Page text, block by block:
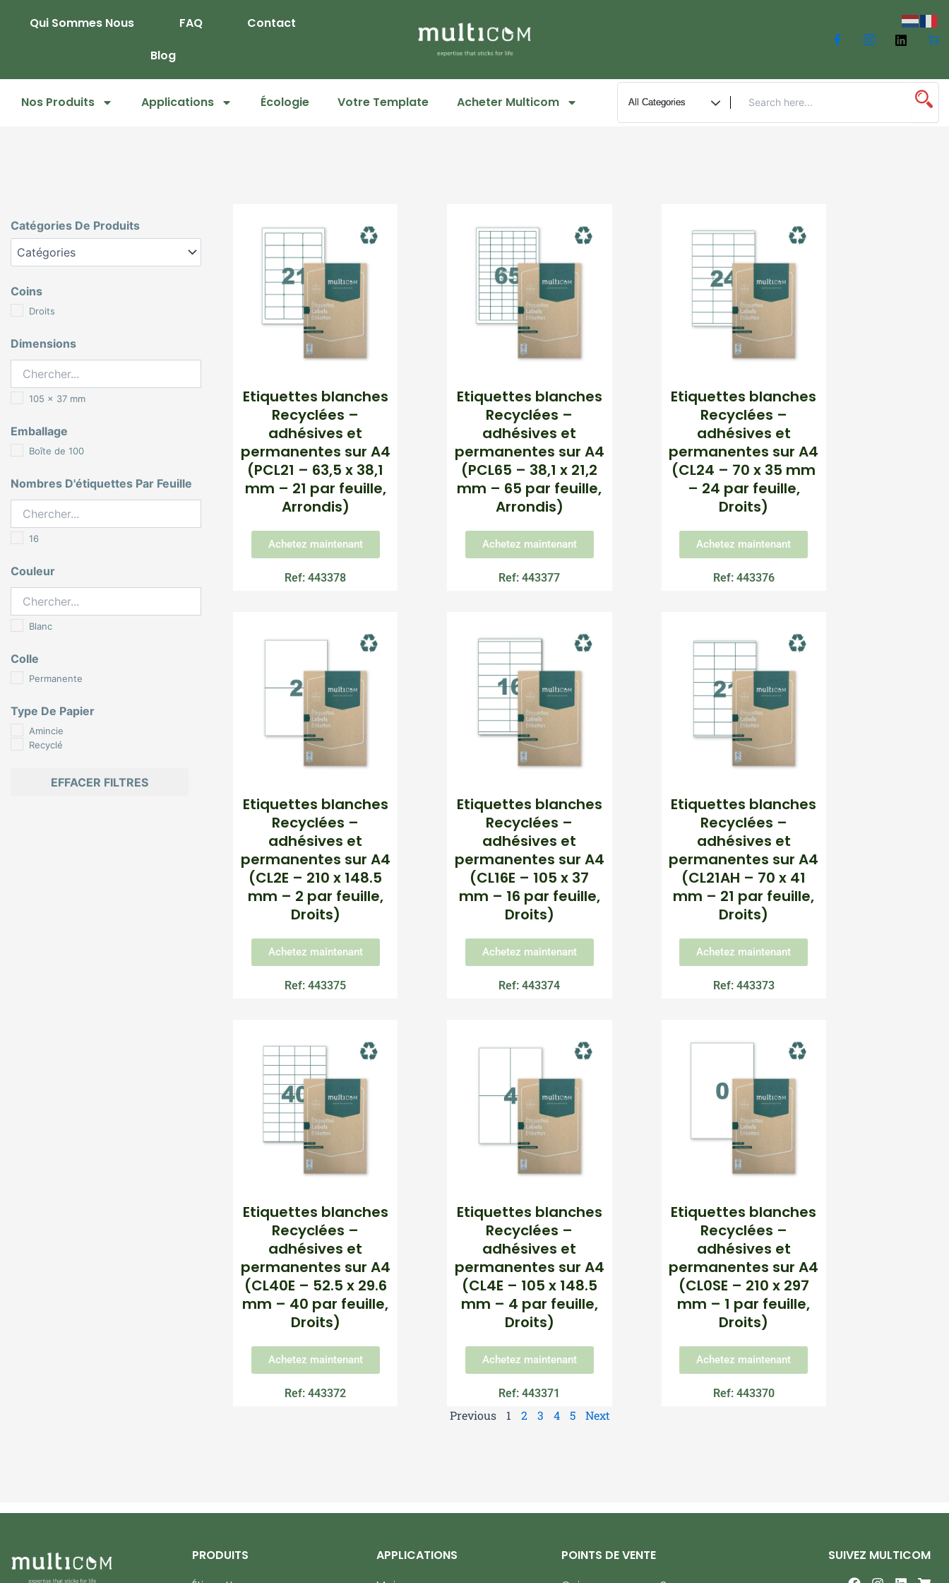
Qui Sommes Nous FAQ
Contact
Blog
Nos Produits Applications Écologie Votre Template Acheter Multicom
Catégories De Produits
Coins
Droits
Dimensions
105 x 37 mm
Emballage
Boîte de 100
Nombres D'étiquettes Par Feuille
16
Couleur
Blanc
Colle
Permanente
Type De Papier
Amincie
Recyclé
EFFACER FILTRES
Etiquettes blanches
Recyclées –
adhésives et
permanentes sur A4
(PCL21 – 63,5 x 38,1
mm – 21 par feuille,
Arrondis)
Achetez maintenant
Ref: 443378
Etiquettes blanches
Recyclées –
adhésives et
permanentes sur A4
(PCL65 – 38,1 x 21,2
mm – 65 par feuille,
Arrondis)
Achetez maintenant
Ref: 443377
Etiquettes blanches
Recyclées –
adhésives et
permanentes sur A4
(CL24 – 70 x 35 mm
– 24 par feuille,
Droits)
Achetez maintenant
Ref: 443376
Etiquettes blanches
Recyclées –
adhésives et
permanentes sur A4
(CL2E – 210 x 148.5
mm – 2 par feuille,
Droits)
Achetez maintenant
Ref: 443375
Etiquettes blanches
Recyclées –
adhésives et
permanentes sur A4
(CL16E – 105 x 37
mm – 16 par feuille,
Droits)
Achetez maintenant
Ref: 443374
Etiquettes blanches
Recyclées –
adhésives et
permanentes sur A4
(CL21AH – 70 x 41
mm – 21 par feuille,
Droits)
Achetez maintenant
Ref: 443373
Etiquettes blanches
Recyclées –
adhésives et
permanentes sur A4
(CL40E – 52.5 x 29.6
mm – 40 par feuille,
Droits)
Achetez maintenant
Ref: 443372
Etiquettes blanches
Recyclées –
adhésives et
permanentes sur A4
(CL4E – 105 x 148.5
mm – 4 par feuille,
Droits)
Achetez maintenant
Ref: 443371
Etiquettes blanches
Recyclées –
adhésives et
permanentes sur A4
(CL0SE – 210 x 297
mm – 1 par feuille,
Droits)
Achetez maintenant
Ref: 443370
Previous 1 2 3 4 5 Next
PRODUITS
APPLICATIONS
POINTS DE VENTE
SUIVEZ MULTICOM